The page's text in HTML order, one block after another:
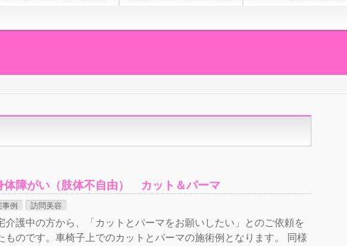
体障がい（肢体不自由） カット＆パーマ
事例 訪問美容
介護中の方から、「カットとパーマをお願いしたい」とのご依頼を
ものです。車椅子上でのカットとパーマの施術例となります。 同様